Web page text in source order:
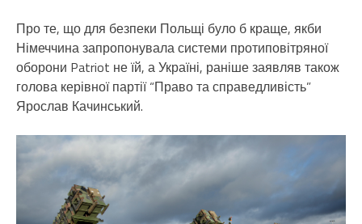
Про те, що для безпеки Польщі було б краще, якби
Німеччина запропонувала системи протиповітряної
оборони Patriot не їй, а Україні, раніше заявляв також
голова керівної партії “Право та справедливість”
Ярослав Качинський.